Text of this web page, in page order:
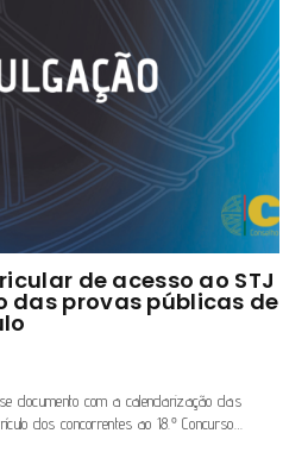
de acesso ao STJ
das provas públicas de
documento com a calendarização das
dos concorrentes ao 18.º Concurso…